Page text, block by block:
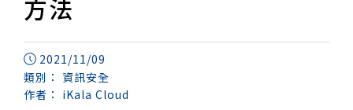
方法
2021/11/09
類別： 資訊安全
作者： iKala Cloud